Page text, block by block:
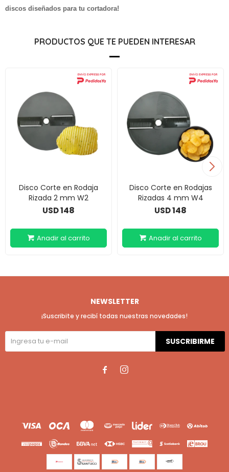
discos diseñados para tu cortadora!
PRODUCTOS QUE TE PUEDEN INTERESAR
Disco Corte en Rodaja
Rizada 2 mm W2
USD148
Disco Corte en Rodajas
Rizadas 4 mm W4
USD148
NEWSLETTER
¡Suscribite y recibí todas nuestras novedades!
SUSCRIBIRME
 